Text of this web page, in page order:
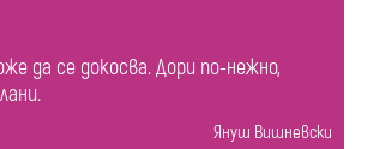
да се докосва. Дори по-нежно,
Януш Вишневски